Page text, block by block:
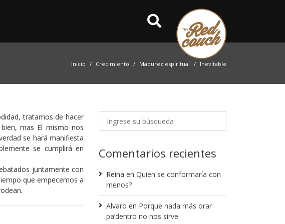
Inicio Crecimiento Madurez espiritual Inevitable
tratamos de hacer
mas El mismo nos
se hará manifiesta
se cumplirá en
juntamente con
que empecemos a
Comentarios recientes
Reina en Quien se conformaría con
menos?
Alvaro en Porque nada más orar
pa’dentro no nos sirve